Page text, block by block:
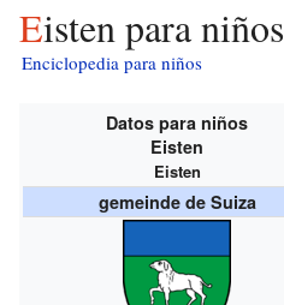
Eisten para niños
Enciclopedia para niños
Datos para niños
Eisten
Eisten
gemeinde de Suiza